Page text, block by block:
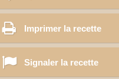
Imprimer la recette
Signaler la recette